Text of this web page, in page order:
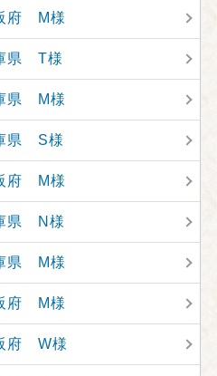
府 M様
県 T様
県 M様
県 S様
府 M様
県 N様
県 M様
府 M様
府 W様